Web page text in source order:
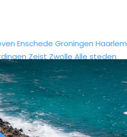
Enschede Groningen Haarlem
Zeist Zwolle Alle steden